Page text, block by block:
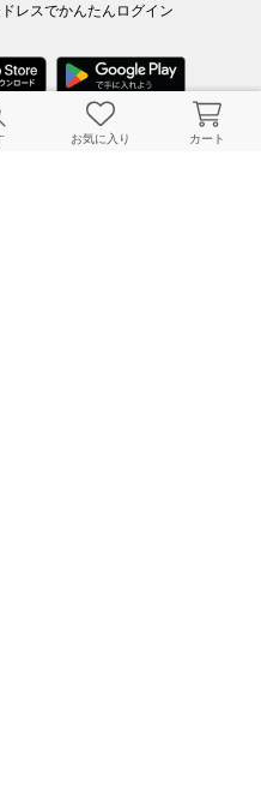
レスでかんたんログイン
SERVICEお気に入り カート